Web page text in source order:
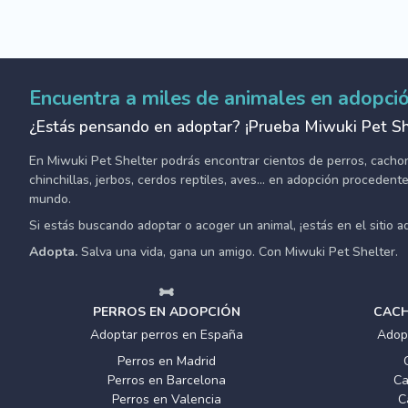
Encuentra a miles de animales en
¿Estás pensando en adoptar? ¡Prueba Miwuki Pet
En Miwuki Pet Shelter podrás encontrar cientos de perros,
chinchillas, jerbos, cerdos reptiles, aves... en adopción
mundo.
Si estás buscando adoptar o acoger un animal, ¡estás en el sitio
Adopta. Salva una vida, gana un amigo. Con Miwuki Pet Shelter.
PERROS EN ADOPCIÓN
Adoptar perros en España
Perros en Madrid
Perros en Barcelona
Perros en Valencia